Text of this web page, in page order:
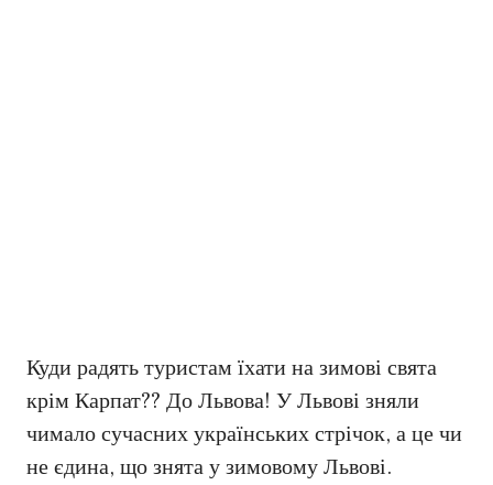
Куди радять туристам їхати на зимові свята
крім Карпат?? До Львова! У Львові зняли
чимало сучасних українських стрічок, а це чи
не єдина, що знята у зимовому Львові.